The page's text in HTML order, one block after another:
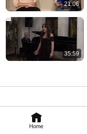
Home
21:06
35:59